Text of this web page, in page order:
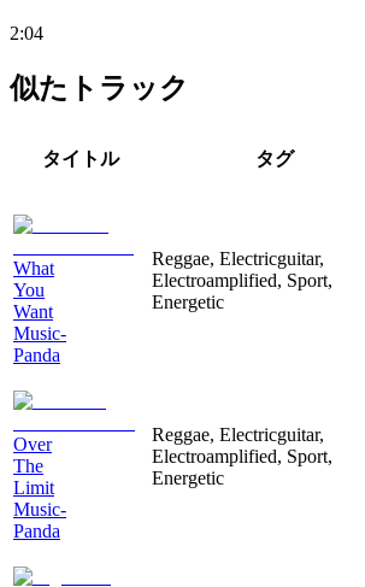
2:04
似たトラック
タイトル タグ
What
You
Want
Music-
Panda
Reggae, Electricguitar,
Electroamplified, Sport,
Energetic
Over
The
Limit
Music-
Panda
Reggae, Electricguitar,
Electroamplified, Sport,
Energetic